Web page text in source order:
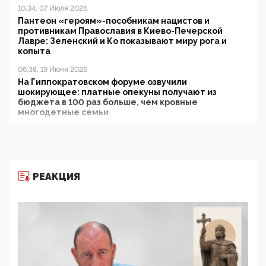
10:34, 07 Июля 2026
Пантеон «героям»-пособникам нацистов и
противникам Православия в Киево-Печерской
Лавре: Зеленский и Ко показывают миру рога и
копыта
06:38, 19 Июня 2026
На Гиппократовском форуме озвучили
шокирующее: платные опекуны получают из
бюджета в 100 раз больше, чем кровные
многодетные семьи
11:53, 09 Июня 2026
деятельность ИИТО ЮНЕСКО в России, но
цифроглобалисты продолжают определять
повестку в образовании
09:43, 01 Июня 2026
5G за счет здоровья граждан: Минцифры намерено
РЕАКЦИЯ